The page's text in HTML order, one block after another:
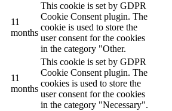
11
months
This cookie is set by GDPR
Cookie Consent plugin. The
cookie is used to store the
user consent for the cookies
in the category "Other.
11
months
This cookie is set by GDPR
Cookie Consent plugin. The
cookies is used to store the
user consent for the cookies
in the category "Necessary".